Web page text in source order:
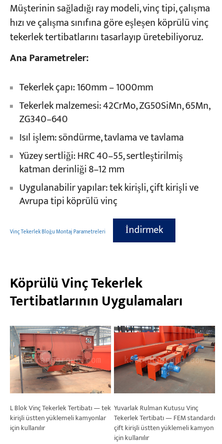
Müşterinin sağladığı ray modeli, vinç tipi, çalışma
hızı ve çalışma sınıfına göre eşleşen köprülü vinç
tekerlek tertibatlarını tasarlayıp üretebiliyoruz.
Ana Parametreler:
Tekerlek çapı: 160mm – 1000mm
Tekerlek malzemesi: 42CrMo, ZG50SiMn, 65Mn,
ZG340–640
Isıl işlem: söndürme, tavlama ve tavlama
Yüzey sertliği: HRC 40–55, sertleştirilmiş
katman derinliği 8–12 mm
Uygulanabilir yapılar: tek kirişli, çift kirişli ve
Avrupa tipi köprülü vinç
Vinç Tekerlek Bloğu Montaj Parametreleri İndirmek
Köprülü Vinç Tekerlek
Tertibatlarının Uygulamaları
L Blok Vinç Tekerlek Tertibatı — tek
kirişli üstten yüklemeli kamyonlar
için kullanılır
Yuvarlak Rulman Kutusu Vinç
Tekerlek Tertibatı — FEM standardı
çift kirişli üstten yüklemeli kamyon
için kullanılır